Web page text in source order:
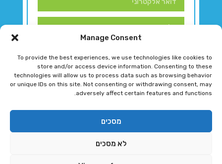
Manage Consent
To provide the best experiences, we use technologies like cookies to
store and/or access device information. Consenting to these
technologies will allow us to process data such as browsing behavior
or unique IDs on this site. Not consenting or withdrawing consent, may
adversely affect certain features and functions.
מסכים
לא מסכים